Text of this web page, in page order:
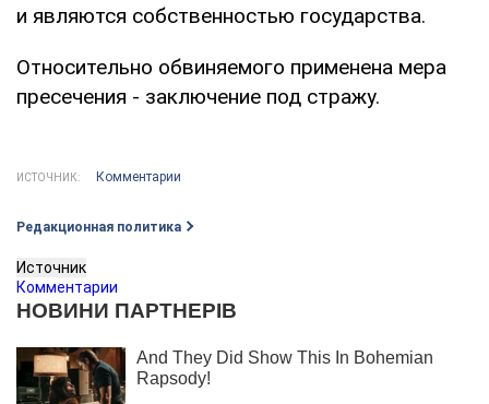
и являются собственностью государства.
Относительно обвиняемого применена мера
пресечения - заключение под стражу.
ИСТОЧНИК: Комментарии
Редакционная политика
Источник
Комментарии